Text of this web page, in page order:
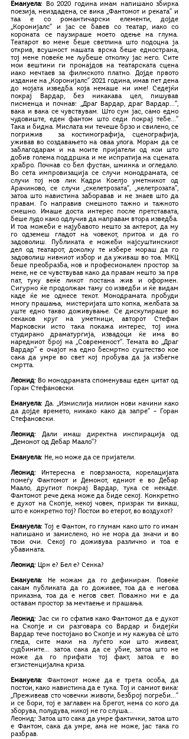
Емануела: Во 2020 година имам напишано збирка
поезија, неиздадена, се вика ,,Фантомот и реката’’ и
таа е со романтичарски елементи, дојде
,,Коронијалс’’ и јас се бавев со театар, иако со
короната се паузираше моето одење на глума.
Театарот во мене беше светлина што подоцна ја
открив, всушност нашата врска беше еднострана,
тој мене повеќе ме љубеше отколку јас него. Сите
мои вештини ги пронајдов на театарската сцена
иако мечтаев за филмското платно. Дојде првото
издание на ,,Коронијалс’’ 2021 година, имав пет дена
дo мојата изведба која немаше ни име! Седејќи
покрај Вардар, без никакава цел, пишував
писменца и почнав: ,,Драг Вардар, драг Вардар...’’,
вака и вака се чувствувам. Што сум јас, само едно
чудовиште, еден фантом што седи покрај тебе...’’
Така и бидна. Мислата ми течеше брзо и свилено, се
погрижив  за костимографија, сценографија,
уживав во создавањето на оваа улога. Морам да се
заблагодарам и на моите пријатели од кои што
добив голема поддршка и ме испратија на сцената
храбро. Почнав со бел фустан, шминка и огледало.
Во сета импровизација се случи монодрамата, се
случи тој нов лик Кадри Коелјо уметникот од
Арачиново, се случи ,,скелетрозата’’, ,,келетрозата’’,
затоа што навистина заборавав и не знаев што да
правам. Го направив смешното тажно и тажното
смешно. Имаше доста интерес после претставата,
беше лудо како одлучив да направам втора изведба.
И тоа можеби е најубавото нешто за актерот, да му
го одземеш гладот на човекот, притоа и да го
задоволиш. Публиката е можеби најсуштинскиот
дел од театарот, доколку те избере мораш да го
задоволиш нивниот избор и да уживаш во тоа. МКЦ
беше преобразба, нов и професионален простор за
мене, не се чувствував како да правам нешто за прв
пат, туку веќе ликот постана жив и оформен.
Сигурно ќе продолжам таму со изведби и ќе видам
каде ќе ме однесе текот. Монодрамата пробуди
многу прашања,  мистеријата што копка, желбата за
уште едно такво доживување. Се дискутираше во
секаков круг на уметници, авторот Стефан
Марковски исто така покажа интерес, тој има
студирано драматургија, извадоци ќе има во
наредниот број на ,,Современост’’. Темата во ,,Драг
Вардар’’ е очајот на едно бесмртно суштество кое
сака да умре во свет кој пробува да ја избегне
смртта.
Леонид: Во монодрамата споменуваш еден цитат од
Горан Стефановски.
Емануела: Да. ,,Измислија милион нови начини како
да дојде времето, никако како да запре’’ – Горан
Стефановски.
Леонид: Дали имаш директна инспирација од
,,Демонот од Дебар Маало’’?
Емануела: Не, но може да се пријатели.
Леонид: Интересна е поврзаноста, корелацијата
помеѓу Фантомот и Демонот, едниот е во Дебар
Маало, другиот покрај Вардар, тука се некаде.
Фантомот рече дека може да биде секој. Конкретно
е духот на Скопје, некој човек, призрак ти викаш,
што е конкретно тој? Постои во етерот, во воздухот?
Емануела: Тој е Фантом, го глумам како што го имам
напишано и замислено, но не мора да значи и во
твои очи. Секој го доживува различно и тоа е
убавината.
Леонид: Црн е? Бел е? Сенка?
Емануела: Не можам да го дефинирам. Повеќе
сакам публиката да го доживее, тоа да е негова
приказна, тоа да е негов свет. Поважно ми е да
оставам простор за мечтаење и прашања.
Леонид: Јас си го сфатив како Фантомот да е духот
на Скопје и си разговара со Вардар и бидејќи
Вардар тече постојано во Скопје и му кажува сè што
гледа, сите маки на луѓето кои што живеат,
судбините... затоа сака да се убие, затоа што не
може да го прифати тој факт, затоа е во
егзистенцијална криза.
Емануела: Фантомот може да е трета особа, да
постои, како навистина да е тука. Тој и самиот вика:
,,Преживеав сто човечки животи, безброј погреби...’’
и се бори, тој е заглавен на брегот, нема со кого да
зборува, полудува, никој не го слуша...
Леонид: Затоа што сака да умре фактички, затоа што
е Фантом, сака да умре, ама не може, јас така го
разбрав.